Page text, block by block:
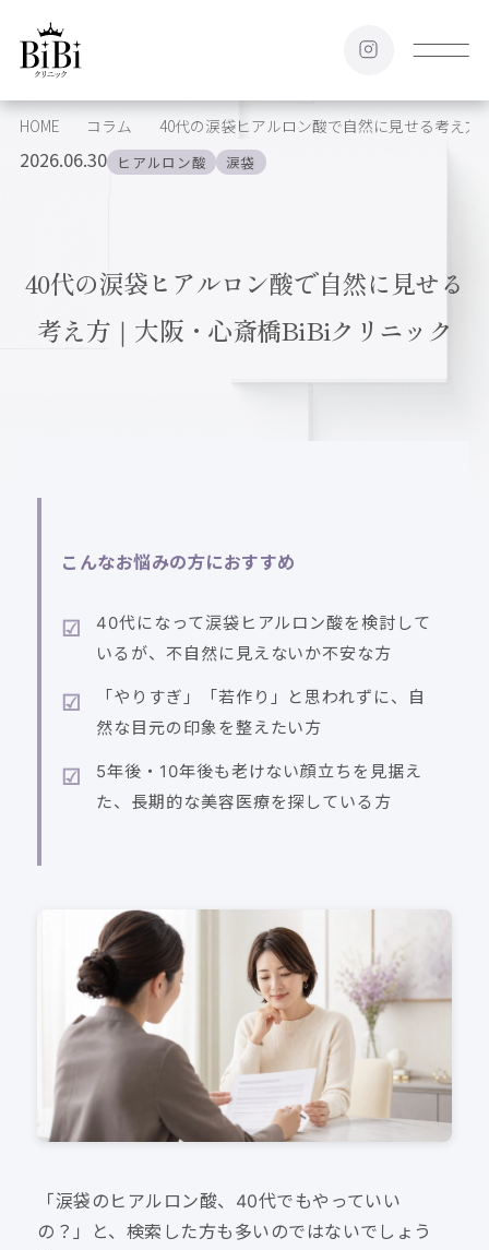
HOME コラム 40代の涙袋ヒアルロン酸で自然に見せる考え方
2026.06.30 ヒアルロン酸 涙袋
40代の涙袋ヒアルロン酸で自然に見せる
考え方｜大阪・心斎橋BiBiクリニック
こんなお悩みの方におすすめ
40代になって涙袋ヒアルロン酸を検討して
いるが、不自然に見えないか不安な方
「やりすぎ」「若作り」と思われずに、自
然な目元の印象を整えたい方
5年後・10年後も老けない顔立ちを見据え
た、長期的な美容医療を探している方
「涙袋のヒアルロン酸、40代でもやっていい
の？」と、検索した方も多いのではないでしょう